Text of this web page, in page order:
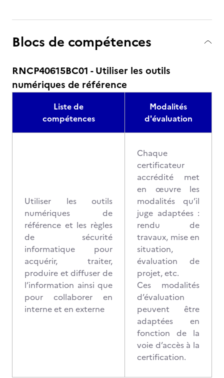
Blocs de compétences
RNCP40615BC01 - Utiliser les outils
numériques de référence
Liste de
compétences
Modalités
d'évaluation
Utiliser les outils
numériques de
référence et les règles
de sécurité
informatique pour
acquérir, traiter,
produire et diffuser de
l’information ainsi que
pour collaborer en
interne et en externe
Chaque
certificateur
accrédité met
en œuvre les
modalités qu’il
juge adaptées :
rendu de
travaux, mise en
situation,
évaluation de
projet, etc.
Ces modalités
d’évaluation
peuvent être
adaptées en
fonction de la
voie d’accès à la
certification.